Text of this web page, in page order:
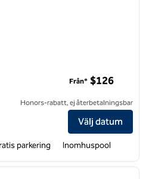
Inn Paramus
Från* $126
Honors-rabatt, ej återbetalningsbar
Välj datum
parkering Inomhuspool
nästa